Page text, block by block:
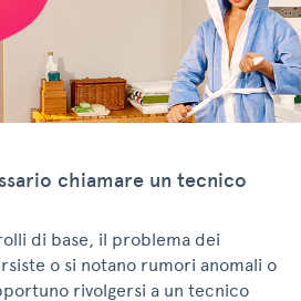
chiamare un tecnico
di base, il problema dei
o si notano rumori anomali o
rivolgersi a un tecnico